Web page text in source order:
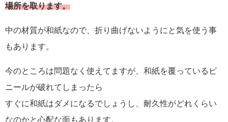
場所を取ります。
中の材質が和紙なので、折り曲げないようにと気を使う事
もあります。
今のところは問題なく使えてますが、和紙を覆っているビ
ニールが破れてしまったら
すぐに和紙はダメになるでしょうし、耐久性がどれくらい
なのかと心配な面もあります。